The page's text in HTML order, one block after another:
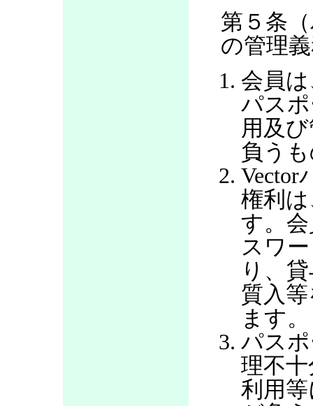
第５条
の管理
会員
パス
用及
負う
Vector
権利
す。
スワ
り、
質入
ます。
パス
理不
利用